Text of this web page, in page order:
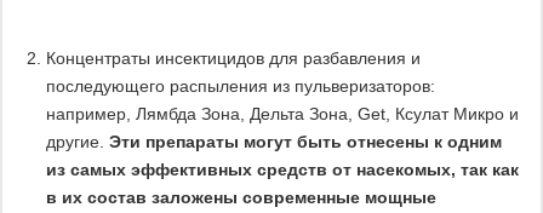
Концентраты инсектицидов для разбавления и
последующего распыления из пульверизаторов:
например, Лямбда Зона, Дельта Зона, Get, Ксулат Микро и
другие. Эти препараты могут быть отнесены к одним
из самых эффективных средств от насекомых, так как
в их состав заложены современные мощные